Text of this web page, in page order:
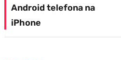
Android telefona na
iPhone